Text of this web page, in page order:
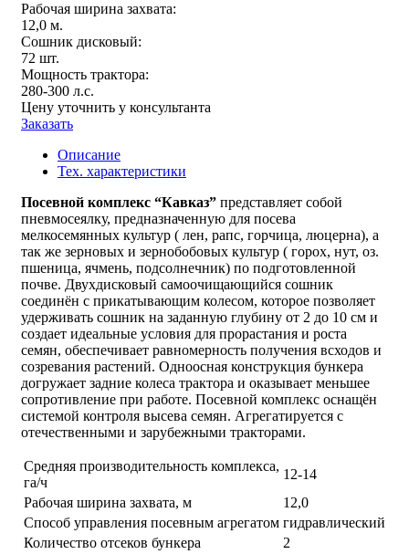
Рабочая ширина захвата:
12,0 м.
Сошник дисковый:
72 шт.
Мощность трактора:
280-300 л.с.
Цену уточнить у консультанта
Заказать
Описание
Тех. характеристики
Посевной комплекс “Кавказ” представляет собой
пневмосеялку, предназначенную для посева
мелкосемянных культур ( лен, рапс, горчица, люцерна), а
так же зерновых и зернобобовых культур ( горох, нут, оз.
пшеница, ячмень, подсолнечник) по подготовленной
почве. Двухдисковый самоочищающийся сошник
соединён с прикатывающим колесом, которое позволяет
удерживать сошник на заданную глубину от 2 до 10 см и
создает идеальные условия для прорастания и роста
семян, обеспечивает равномерность получения всходов и
созревания растений. Одноосная конструкция бункера
догружает задние колеса трактора и оказывает меньшее
сопротивление при работе. Посевной комплекс оснащён
системой контроля высева семян. Агрегатируется с
отечественными и зарубежными тракторами.
Средняя производительность комплекса,
га/ч
12-14
Рабочая ширина захвата, м
12,0
Способ управления посевным агрегатом гидравлический
Количество отсеков бункера
2